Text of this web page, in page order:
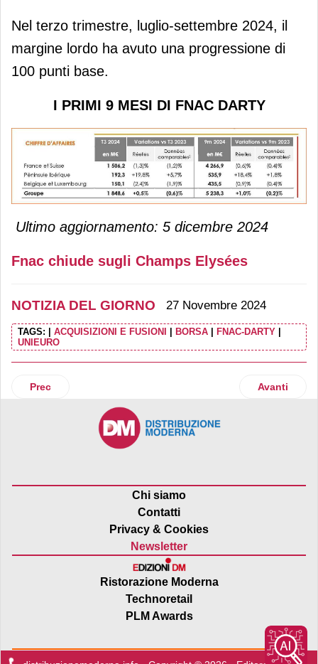
Nel terzo trimestre, luglio-settembre 2024, il
margine lordo ha avuto una progressione di
100 punti base.
I PRIMI 9 MESI DI FNAC DARTY
Ultimo aggiornamento: 5 dicembre 2024
Fnac chiude sugli Champs Elysées
NOTIZIA DEL GIORNO 27 Novembre 2024
TAGS: | ACQUISIZIONI E FUSIONI | BORSA | FNAC-DARTY |
UNIEURO
Articolo precedente: CpsGfk diventa Yougov: nuova
Prec Articolo
Avanti
Chi siamo
Contatti
Privacy & Cookies
Newsletter
Ristorazione Moderna
Technoretail
PLM Awards